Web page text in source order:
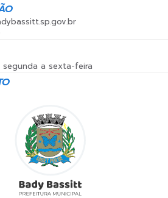
segunda a sexta-feira